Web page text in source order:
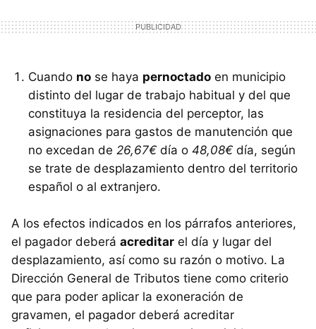
Cuando no se haya pernoctado en municipio
distinto del lugar de trabajo habitual y del que
constituya la residencia del perceptor, las
asignaciones para gastos de manutención que
no excedan de 26,67€día o 48,08€día, según
se trate de desplazamiento dentro del territorio
español o al extranjero.
A los efectos indicados en los párrafos anteriores,
el pagador deberá acreditar el día y lugar del
desplazamiento, así como su razón o motivo. La
Dirección General de Tributos tiene como criterio
que para poder aplicar la exoneración de
gravamen, el pagador deberá acreditar